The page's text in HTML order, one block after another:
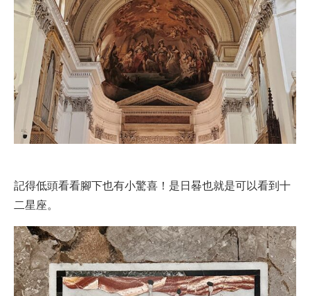
記得低頭看看腳下也有小驚喜！是日晷也就是可以看到十
二星座。